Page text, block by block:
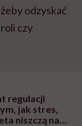
odzyskać
czy
regulacji
jak stres,
niszczą nam